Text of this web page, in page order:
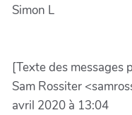
Simon L
[Texte des messages
Sam Rossiter
avril 2020 à 13:04